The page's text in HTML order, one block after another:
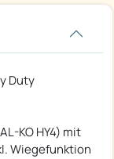
Duty
KO HY4) mit
Wiegefunktion